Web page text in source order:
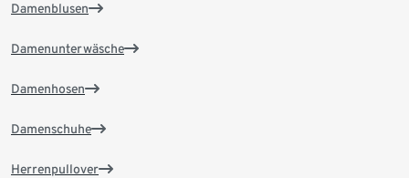
Damenblusen
Damenunterwäsche
Damenhosen
Damenschuhe
Herrenpullover